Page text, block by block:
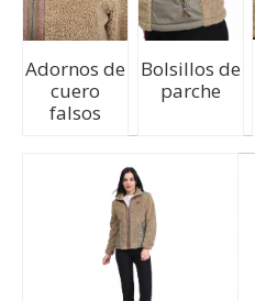
Adornos de
cuero
falsos
Bolsillos de
parche